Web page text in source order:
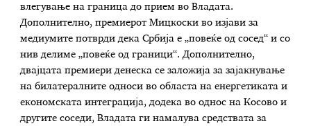
влегување на граница до прием во Владата.
Дополнително, премиерот Мицкоски во изјави за
медиумите потврди дека Србија е „повеќе од сосед“ и со
нив делиме „повеќе од граници“. Дополнително,
двајцата премиери денеска се заложија за зајакнување
на билатералните односи во областа на енергетиката и
економската интеграција, додека во однос на Косово и
другите соседи, Владата ги намалува средствата за